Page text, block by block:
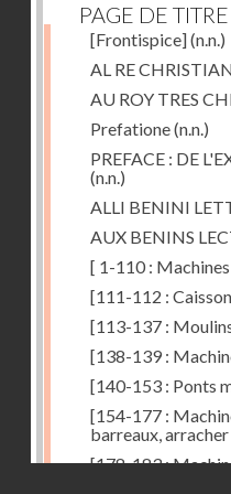
PAGE DE TITRE
[Frontispice](n.n.)
AL RE
AU ROY TRES
Prefatione(n.n.)
PREFACE : DE
(n.n.)
ALLI BENINI
AUX BENINS
[ 1-110 :
[111-112 :
[113-137 :
[138-139 :
[140-153 : Ponts
[154-177 :
barreaux,
[178-183 :